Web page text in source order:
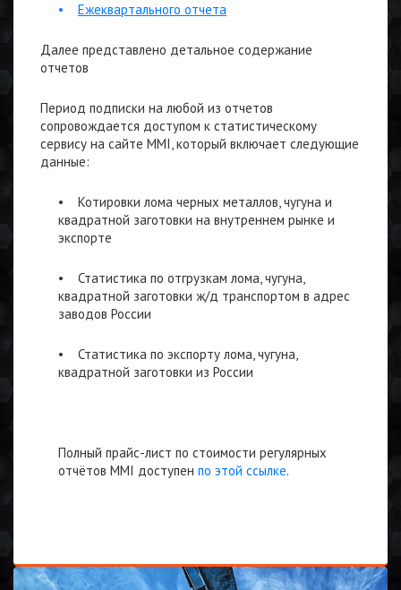
• Ежеквартального отчета
Далее представлено детальное содержание
отчетов
Период подписки на любой из отчетов
сопровождается доступом к статистическому
сервису на сайте MMI, который включает следующие
данные:
•
Котировки лома черных металлов, чугуна и
квадратной заготовки на внутреннем рынке и
экспорте
•
Статистика по отгрузкам лома, чугуна,
квадратной заготовки ж/д транспортом в адрес
заводов России
•
Статистика по экспорту лома, чугуна,
квадратной заготовки из России
Полный прайс-лист по стоимости регулярных
отчётов MMI доступен по этой ссылке.